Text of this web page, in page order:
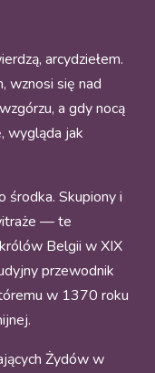
arcydziełem.
wznosi się nad
a gdy nocą
wygląda jak
środka. Skupiony i
— te
Belgii w XIX
przewodnik
w 1370 roku
Żydów w